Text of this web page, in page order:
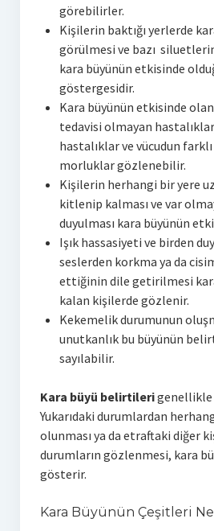
görebilirler.
Kişilerin baktığı yerlerde
görülmesi ve bazı
kara büyünün etkisinde
göstergesidir.
Kara büyünün etkisinde
tedavisi olmayan
hastalıklar ve vücudun
morluklar gözlenebilir.
Kişilerin herhangi bir yere
kitlenip kalması ve var
duyulması kara büyünün
Işık hassasiyeti ve birden
seslerden korkma ya da
ettiğinin dile getirilmesi
kalan kişilerde gözlenir.
Kekemelik durumunun
unutkanlık bu büyünün
sayılabilir.
Kara büyü belirtilerigenellikle
Yukarıdaki durumlardan
olunması ya da etraftaki diğer
durumların gözlenmesi, kara
gösterir.
Kara Büyünün Çeşitleri